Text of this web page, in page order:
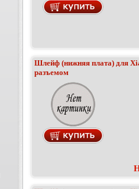
Шлейф (нижняя плата) для
разъемом